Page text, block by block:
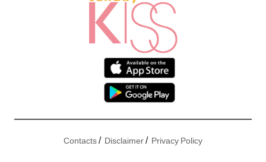
Contacts/ Disclaimer/ Privacy Policy